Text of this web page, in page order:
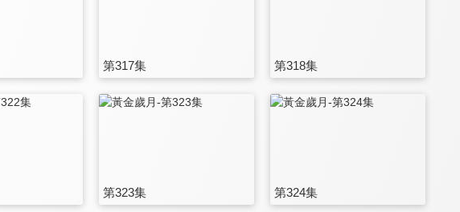
第317集 第318集
第323集 第324集